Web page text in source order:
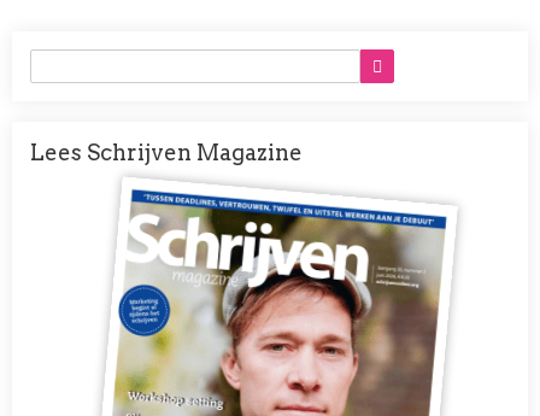
Lees Schrijven Magazine
Afbeelding